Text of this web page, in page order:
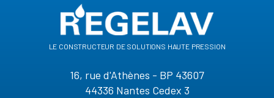
le constructeur de solutions haute pression
16, rue d'Athènes - BP 43607
44336 Nantes Cedex 3